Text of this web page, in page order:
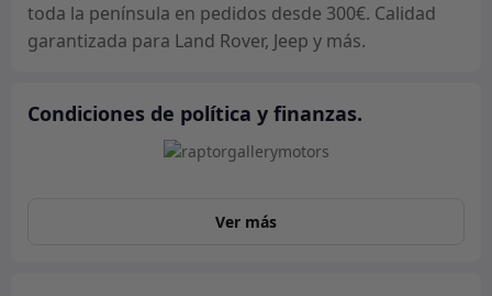
toda la península en pedidos desde 300€. Calidad
garantizada para Land Rover, Jeep y más.
Condiciones de política y finanzas.
Ver más